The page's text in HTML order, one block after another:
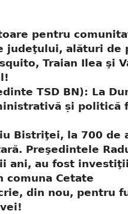
pentru
judeţului, alături de
Traian Ilea şi
TSD BN): La
și politică
Bistriţei, la 700 de
Preşedintele
ani, au fost
comuna Cetate
din nou, pentru